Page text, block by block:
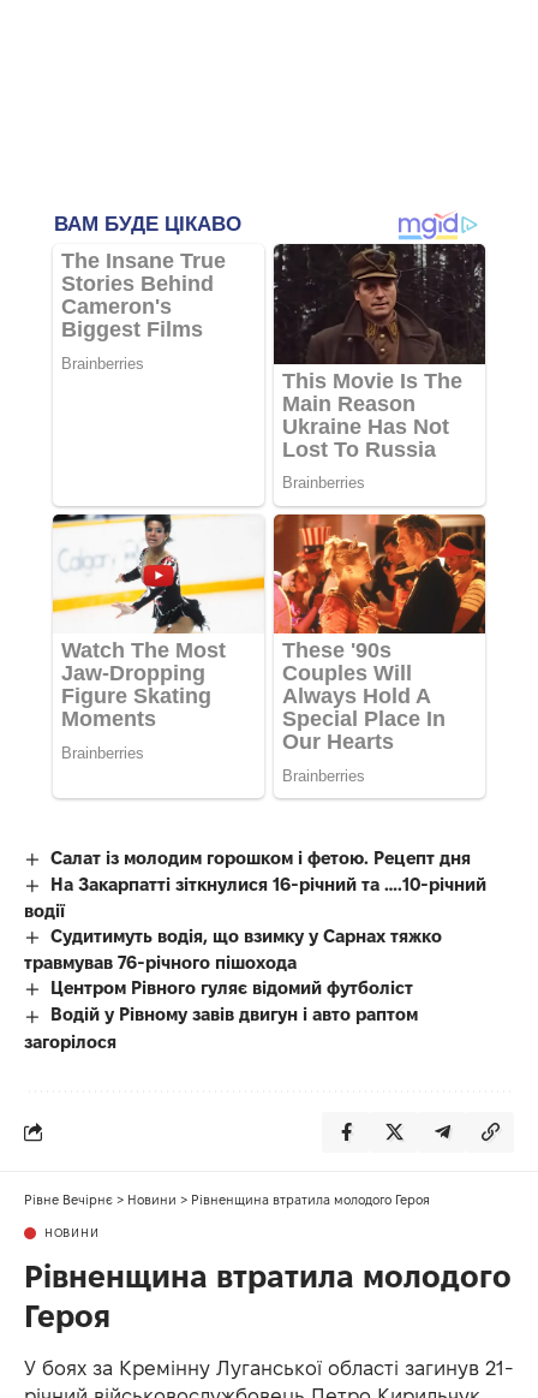
Салат із молодим горошком і фетою. Рецепт дня
На Закарпатті зіткнулися 16-річний та ….10-річний
водії
Судитимуть водія, що взимку у Сарнах тяжко
травмував 76-річного пішохода
Центром Рівного гуляє відомий футболіст
Водій у Рівному завів двигун і авто раптом
загорілося
Рівне Вечірнє > Новини > Рівненщина втратила молодого Героя
НОВИНИ
Рівненщина втратила молодого
Героя
У боях за Кремінну Луганської області загинув 21-